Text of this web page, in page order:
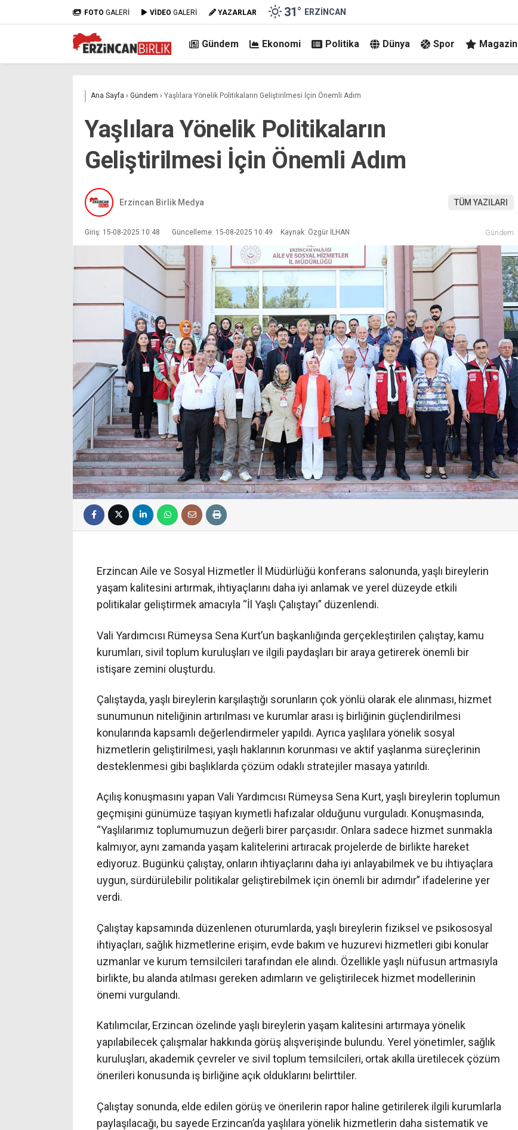
FOTO GALERİ VİDEO GALERİ YAZARLAR 31° ERZINCAN
Gündem Ekonomi Politika Dünya Spor Magazin
Ana Sayfa › Gündem › Yaşlılara Yönelik Politikaların Geliştirilmesi İçin Önemli Adım
Yaşlılara Yönelik Politikaların
Geliştirilmesi İçin Önemli Adım
Erzincan Birlik Medya TÜM YAZILARI
Giriş: 15-08-2025 10:48 Güncelleme: 15-08-2025 10:49 Kaynak: Özgür İLHAN Gündem
Erzincan Aile ve Sosyal Hizmetler İl Müdürlüğü konferans salonunda, yaşlı bireylerin
yaşam kalitesini artırmak, ihtiyaçlarını daha iyi anlamak ve yerel düzeyde etkili
politikalar geliştirmek amacıyla “İl Yaşlı Çalıştayı” düzenlendi.
Vali Yardımcısı Rümeysa Sena Kurt’un başkanlığında gerçekleştirilen çalıştay, kamu
kurumları, sivil toplum kuruluşları ve ilgili paydaşları bir araya getirerek önemli bir
istişare zemini oluşturdu.
Çalıştayda, yaşlı bireylerin karşılaştığı sorunların çok yönlü olarak ele alınması, hizmet
sunumunun niteliğinin artırılması ve kurumlar arası iş birliğinin güçlendirilmesi
konularında kapsamlı değerlendirmeler yapıldı. Ayrıca yaşlılara yönelik sosyal
hizmetlerin geliştirilmesi, yaşlı haklarının korunması ve aktif yaşlanma süreçlerinin
desteklenmesi gibi başlıklarda çözüm odaklı stratejiler masaya yatırıldı.
Açılış konuşmasını yapan Vali Yardımcısı Rümeysa Sena Kurt, yaşlı bireylerin toplumun
geçmişini günümüze taşıyan kıymetli hafızalar olduğunu vurguladı. Konuşmasında,
“Yaşlılarımız toplumumuzun değerli birer parçasıdır. Onlara sadece hizmet sunmakla
kalmıyor, aynı zamanda yaşam kalitelerini artıracak projelerde de birlikte hareket
ediyoruz. Bugünkü çalıştay, onların ihtiyaçlarını daha iyi anlayabilmek ve bu ihtiyaçlara
uygun, sürdürülebilir politikalar geliştirebilmek için önemli bir adımdır” ifadelerine yer
verdi.
Çalıştay kapsamında düzenlenen oturumlarda, yaşlı bireylerin fiziksel ve psikososyal
ihtiyaçları, sağlık hizmetlerine erişim, evde bakım ve huzurevi hizmetleri gibi konular
uzmanlar ve kurum temsilcileri tarafından ele alındı. Özellikle yaşlı nüfusun artmasıyla
birlikte, bu alanda atılması gereken adımların ve geliştirilecek hizmet modellerinin
önemi vurgulandı.
Katılımcılar, Erzincan özelinde yaşlı bireylerin yaşam kalitesini artırmaya yönelik
yapılabilecek çalışmalar hakkında görüş alışverişinde bulundu. Yerel yönetimler, sağlık
kuruluşları, akademik çevreler ve sivil toplum temsilcileri, ortak akılla üretilecek çözüm
önerileri konusunda iş birliğine açık olduklarını belirttiler.
Çalıştay sonunda, elde edilen görüş ve önerilerin rapor haline getirilerek ilgili kurumlarla
paylaşılacağı, bu sayede Erzincan’da yaşlılara yönelik hizmetlerin daha sistematik ve